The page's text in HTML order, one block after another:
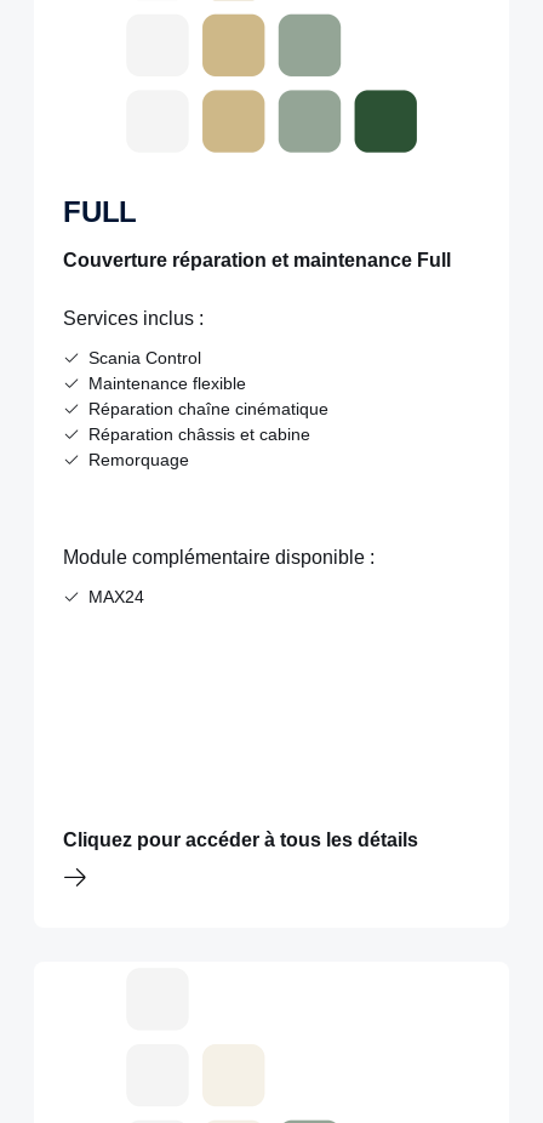
FULL
Couverture réparation et maintenance Full
Services inclus :
Scania Control
Maintenance flexible
Réparation chaîne cinématique
Réparation châssis et cabine
Remorquage
Module complémentaire disponible :
MAX24
Cliquez pour accéder à tous les détails